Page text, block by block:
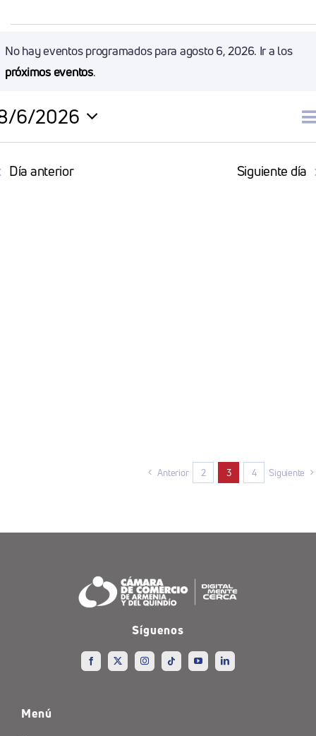
Aviso
No hay eventos programados para agosto 6, 2026. Ir a los
próximos eventos.
6/2026
Día anterior Siguiente día
Anterior 2 3 4 Siguiente
Síguenos
Menú